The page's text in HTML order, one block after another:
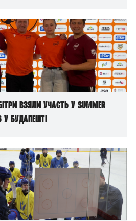
взяли участь у Summer
у Будапешті